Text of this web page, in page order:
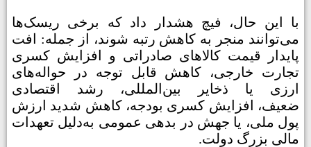
با این حال، فیچ هشدار داد که برخی ریسک‌ها
می‌توانند منجر به کاهش رتبه شوند، از جمله: افت
پایدار قیمت کالاهای صادراتی و افزایش کسری
تجارت خارجی، کاهش قابل توجه در حواله‌های
ارزی یا ذخایر بین‌المللی، رشد اقتصادی
ضعیف، افزایش کسری بودجه، کاهش شدید ارزش
پول ملی، یا جهش در بدهی عمومی به‌دلیل تعهدات
مالی بزرگ دولت.